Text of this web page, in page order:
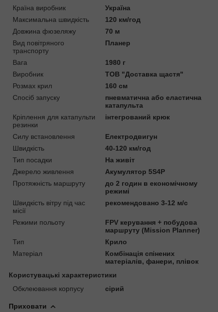
Країна виробник
Україна
Максимальна швидкість
120 км/год
Довжина фюзеляжу
70 м
Вид повітряного
транспорту
Планер
Вага
1980 г
Виробник
ТОВ "Доставка щастя"
Розмах крил
160 см
Спосіб запуску
пневматична або еластична
катапульта
Кріплення для катапульти
резинки
інтегрований крюк
Силу встановлення
Електродвигун
Швидкість
40-120 км/год
Тип посадки
На живіт
Джерело живлення
Акумулятор 5S4P
Протяжність маршруту
до 2 годин в економічному
режимі
Швидкість вітру під час
місії
рекомендовано 3-12 м/с
Режими польоту
FPV керування + побудова
маршруту (Mission Planner)
Тип
Крило
Матеріал
Комбінація спінених
матеріалів, фанери, плівок
Користувацькі характеристики
Обклеювання корпусу
сірий
Приховати